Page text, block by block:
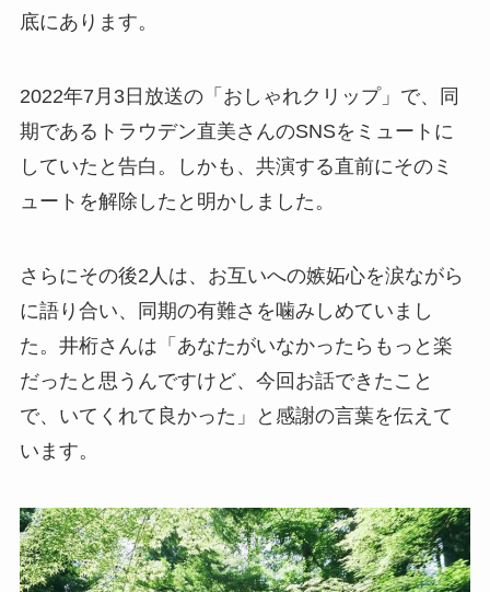
底にあります。
2022年7月3日放送の「おしゃれクリップ」で、同
期であるトラウデン直美さんのSNSをミュートに
していたと告白。しかも、共演する直前にそのミ
ュートを解除したと明かしました。
さらにその後2人は、お互いへの嫉妬心を涙ながら
に語り合い、同期の有難さを噛みしめていまし
た。井桁さんは「あなたがいなかったらもっと楽
だったと思うんですけど、今回お話できたこと
で、いてくれて良かった」と感謝の言葉を伝えて
います。